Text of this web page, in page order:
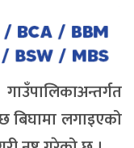
बिघामा लगाइएको